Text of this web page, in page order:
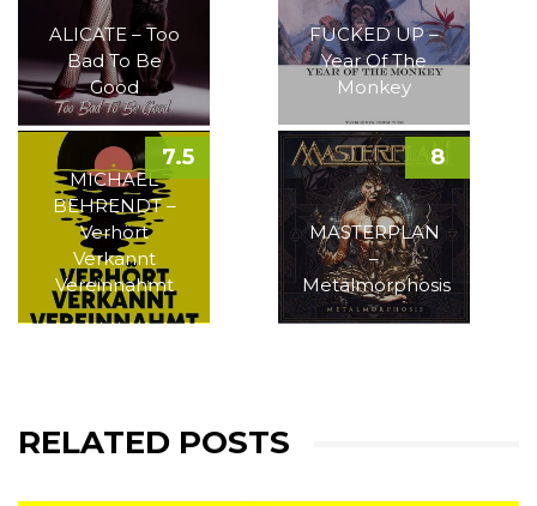
ALICATE – Too
Bad To Be
Good
FUCKED UP –
Year Of The
Monkey
MICHAEL
BEHRENDT –
Verhört
Verkannt
Vereinnahmt
7.5
MASTERPLAN
–
Metalmorphosis
8
RELATED POSTS